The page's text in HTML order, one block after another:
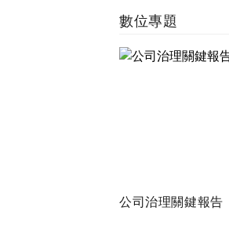
數位專題
公司治理關鍵報告